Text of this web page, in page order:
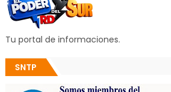
Tu portal de informaciones.
SNTP